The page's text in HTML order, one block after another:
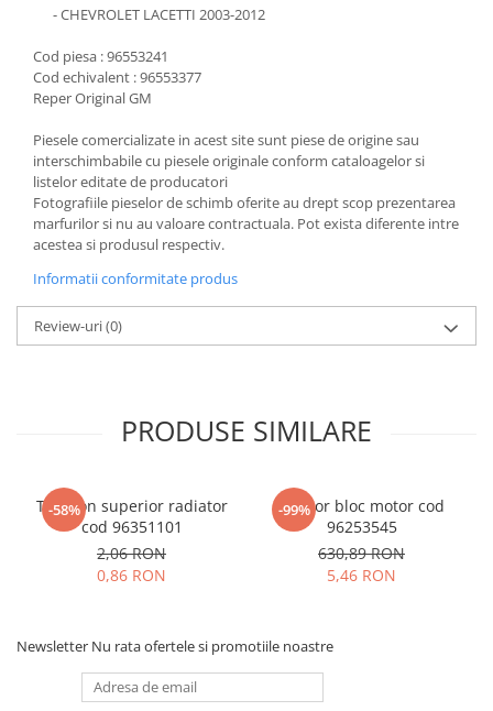
- CHEVROLET LACETTI 2003-2012
Cod piesa : 96553241
Cod echivalent : 96553377
Reper Original GM
Piesele comercializate in acest site sunt piese de origine sau
interschimbabile cu piesele originale conform cataloagelor si
listelor editate de producatori
Fotografiile pieselor de schimb oferite au drept scop prezentarea
marfurilor si nu au valoare contractuala. Pot exista diferente intre
acestea si produsul respectiv.
Informatii conformitate produs
Review-uri(0)
PRODUSE SIMILARE
-58%
Tampon superior radiator
cod 96351101
2,06 RON
0,86 RON
-99%
Senzor bloc motor cod
96253545
630,89 RON
5,46 RON
Newsletter Nu rata ofertele si promotiile noastre